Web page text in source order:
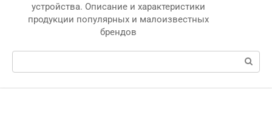
устройства. Описание и характеристики
продукции популярных и малоизвестных
брендов
Поиск: